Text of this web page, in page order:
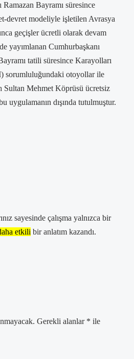
Bayramı süresince
devret modeliyle işletilen Avrasya
geçişler ücretli olarak devam
yayımlanan Cumhurbaşkanı
tatili süresince Karayolları
sorumluluğundaki otoyollar ile
Sultan Mehmet Köprüsü ücretsiz
uygulamanın dışında tutulmuştur.
sayesinde çalışma yalnızca bir
etkili bir anlatım kazandı.
Gerekli alanlar * ile